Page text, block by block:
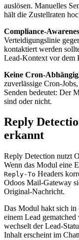
auslösen. Manuelles
hält die Zustellraten
Compliance-
Verteidigungslinie
kontaktiert werden
Lead-Kontext vor dem
Keine Cron-
zuverlässige Cron-
Senden bedeutet: Der
sind oder nicht.
Reply
erkannt
Reply Detection nutzt
Wenn das Modul eine
Reply-To Headers
Odoos Mail-Gateway
Original-Nachricht.
Das Modul hakt sich in
einem Lead
wechselt der Lead-
Inhalt erscheint im